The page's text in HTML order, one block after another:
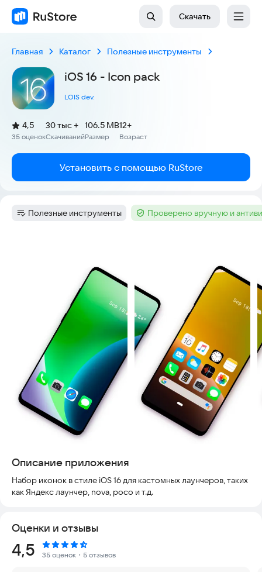
Скачать
Главная Каталог Полезные инструменты
iOS 16 - Icon pack
LOIS dev.
Рейтинг:
4,5
(
35 оценок
)
Скачиваний
30 тыс +
Размер
106.5 MB
Возраст
12+
Установить с помощью RuStore
Категория:
Полезные инструменты Тег :Проверено вручную и
Описание приложения
Набор иконок в стиле iOS 16 для кастомных лаунчеров, таких
как Яндекс лаунчер, nova, poco и т.д.
Оценки и отзывы
Рейтинг:
4,5 35 оценок ・5 отзывов